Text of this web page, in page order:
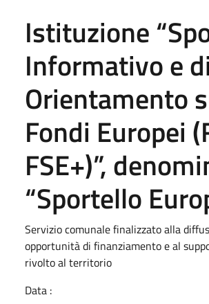
Istituzione
Informativo e di
Orientamento
Fondi Europei
FSE+)”,
“Sportello
Servizio comunale finalizzato alla
opportunità di finanziamento e al
rivolto al territorio
Data :